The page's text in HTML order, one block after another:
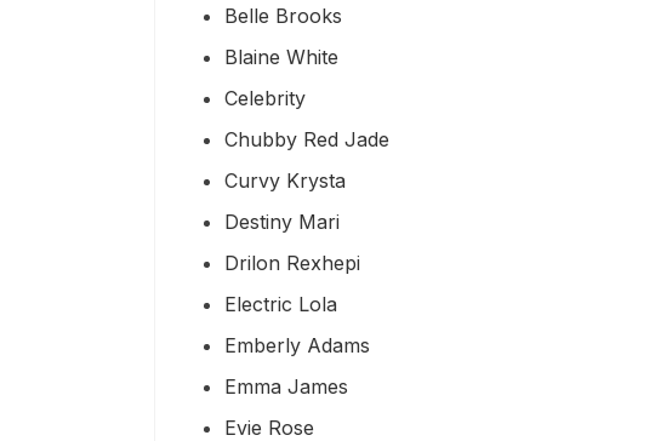
Belle Brooks
Blaine White
Celebrity
Chubby Red Jade
Curvy Krysta
Destiny Mari
Drilon Rexhepi
Electric Lola
Emberly Adams
Emma James
Evie Rose